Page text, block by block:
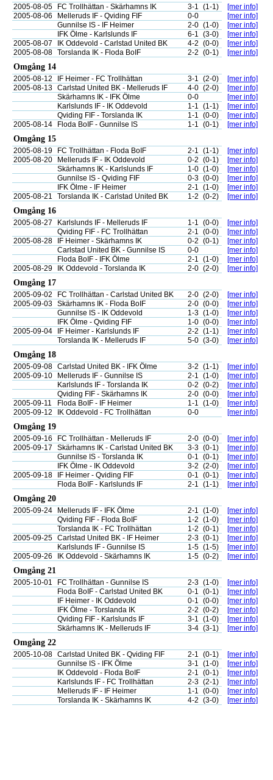
2005-08-05 FC Trollhättan - Skärhamns IK 3-1 (1-1)
[mer info]
2005-08-06
Melleruds IF - Qviding FIF 0-0
[mer info]
Gunnilse IS - IF Heimer
2-0 (1-0)
[mer info]
IFK Ölme - Karlslunds IF
6-1 (3-0)
[mer info]
2005-08-07
IK Oddevold - Carlstad United BK 4-2 (0-0)
[mer info]
2005-08-08 Torslanda IK - Floda BoIF 2-2 (0-1) [mer info]
Omgång 14
2005-08-12 IF Heimer - FC Trollhättan 3-1 (2-0)
[mer info]
2005-08-13 Carlstad United BK - Melleruds IF 4-0 (2-0)
[mer info]
Skärhamns IK - IFK Ölme
0-0
[mer info]
Karlslunds IF - IK Oddevold
1-1 (1-1)
[mer info]
Qviding FIF - Torslanda IK
1-1 (0-0)
[mer info]
2005-08-14
Floda BoIF - Gunnilse IS 1-1 (0-1) [mer info]
Omgång 15
2005-08-19 FC Trollhättan - Floda BoIF 2-1 (1-1)
[mer info]
2005-08-20
Melleruds IF - IK Oddevold 0-2 (0-1)
[mer info]
Skärhamns IK - Karlslunds IF
1-0 (1-0)
[mer info]
Gunnilse IS - Qviding FIF
0-3 (0-0)
[mer info]
IFK Ölme - IF Heimer
2-1 (1-0)
[mer info]
2005-08-21
Torslanda IK - Carlstad United BK 1-2 (0-2) [mer info]
Omgång 16
2005-08-27 Karlslunds IF - Melleruds IF 1-1 (0-0)
[mer info]
Qviding FIF - FC Trollhättan
2-1 (0-0)
[mer info]
2005-08-28
IF Heimer - Skärhamns IK 0-2 (0-1)
[mer info]
Carlstad United BK - Gunnilse IS
0-0
[mer info]
Floda BoIF - IFK Ölme
2-1 (1-0)
[mer info]
2005-08-29
IK Oddevold - Torslanda IK 2-0 (2-0) [mer info]
Omgång 17
2005-09-02 FC Trollhättan - Carlstad United BK 2-0 (2-0)
[mer info]
2005-09-03 Skärhamns IK - Floda BoIF 2-0 (0-0)
[mer info]
Gunnilse IS - IK Oddevold
1-3 (1-0)
[mer info]
IFK Ölme - Qviding FIF
1-0 (0-0)
[mer info]
2005-09-04
IF Heimer - Karlslunds IF 2-2 (1-1)
[mer info]
Torslanda IK - Melleruds IF
5-0 (3-0) [mer info]
Omgång 18
2005-09-08 Carlstad United BK - IFK Ölme 3-2 (1-1)
[mer info]
2005-09-10
Melleruds IF - Gunnilse IS 2-1 (1-0)
[mer info]
Karlslunds IF - Torslanda IK
0-2 (0-2)
[mer info]
Qviding FIF - Skärhamns IK
2-0 (0-0)
[mer info]
2005-09-11
Floda BoIF - IF Heimer 1-1 (1-0)
[mer info]
2005-09-12
IK Oddevold - FC Trollhättan 0-0 [mer info]
Omgång 19
2005-09-16 FC Trollhättan - Melleruds IF 2-0 (0-0)
[mer info]
2005-09-17
Skärhamns IK - Carlstad United BK 3-3 (0-1)
[mer info]
Gunnilse IS - Torslanda IK
0-1 (0-1)
[mer info]
IFK Ölme - IK Oddevold
3-2 (2-0)
[mer info]
2005-09-18
IF Heimer - Qviding FIF 0-1 (0-1)
[mer info]
Floda BoIF - Karlslunds IF
2-1 (1-1) [mer info]
Omgång 20
2005-09-24 Melleruds IF - IFK Ölme 2-1 (1-0)
[mer info]
Qviding FIF - Floda BoIF
1-2 (1-0)
[mer info]
Torslanda IK - FC Trollhättan
1-2 (0-1)
[mer info]
2005-09-25 Carlstad United BK - IF Heimer 2-3 (0-1)
[mer info]
Karlslunds IF - Gunnilse IS
1-5 (1-5)
[mer info]
2005-09-26
IK Oddevold - Skärhamns IK 1-5 (0-2) [mer info]
Omgång 21
2005-10-01 FC Trollhättan - Gunnilse IS 2-3 (1-0)
[mer info]
Floda BoIF - Carlstad United BK
0-1 (0-1)
[mer info]
IF Heimer - IK Oddevold
0-1 (0-0)
[mer info]
IFK Ölme - Torslanda IK
2-2 (0-2)
[mer info]
Qviding FIF - Karlslunds IF
3-1 (1-0)
[mer info]
Skärhamns IK - Melleruds IF
3-4 (3-1) [mer info]
Omgång 22
2005-10-08 Carlstad United BK - Qviding FIF 2-1 (0-1)
[mer info]
Gunnilse IS - IFK Ölme
3-1 (1-0)
[mer info]
IK Oddevold - Floda BoIF
2-1 (0-1)
[mer info]
Karlslunds IF - FC Trollhättan
2-3 (2-1)
[mer info]
Melleruds IF - IF Heimer
1-1 (0-0)
[mer info]
Torslanda IK - Skärhamns IK
4-2 (3-0) [mer info]